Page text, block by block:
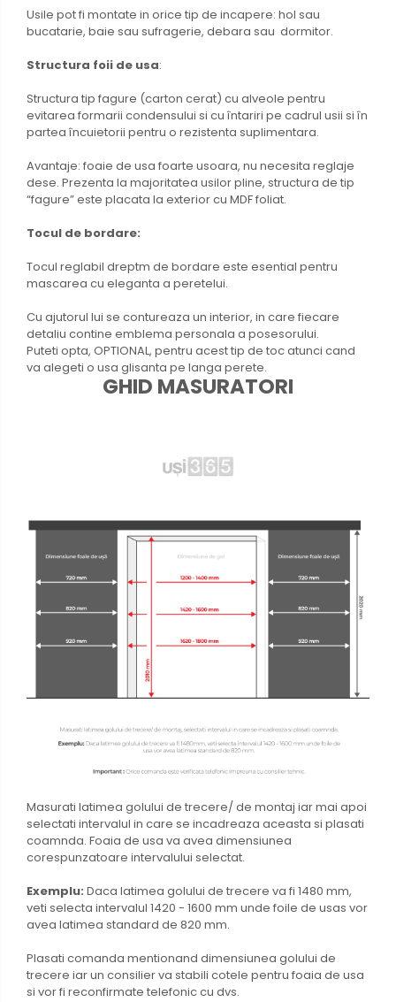
Usile pot fi montate in orice tip de incapere: hol sau
bucatarie, baie sau sufragerie, debara sau dormitor.
Structura foii de usa:
Structura tip fagure (carton cerat) cu alveole pentru
evitarea formarii condensului si cu întariri pe cadrul usii si în
partea încuietorii pentru o rezistenta suplimentara.
Avantaje: foaie de usa foarte usoara, nu necesita reglaje
dese. Prezenta la majoritatea usilor pline, structura de tip
“fagure” este placata la exterior cu MDF foliat.
Tocul de bordare:
Tocul reglabil dreptm de bordare este esential pentru
mascarea cu eleganta a peretelui.
Cu ajutorul lui se contureaza un interior, in care fiecare
detaliu contine emblema personala a posesorului.
Puteti opta, OPTIONAL, pentru acest tip de toc atunci cand
va alegeti o usa glisanta pe langa perete.
GHID MASURATORI
Masurati latimea golului de trecere/ de montaj iar mai apoi
selectati intervalul in care se incadreaza aceasta si plasati
coamnda. Foaia de usa va avea dimensiunea
corespunzatoare intervalului selectat.
Exemplu: Daca latimea golului de trecere va fi 1480 mm,
veti selecta intervalul 1420 - 1600 mm unde foile de usas vor
avea latimea standard de 820 mm.
Plasati comanda mentionand dimensiunea golului de
trecere iar un consilier va stabili cotele pentru foaia de usa
si vor fi reconfirmate telefonic cu dvs.